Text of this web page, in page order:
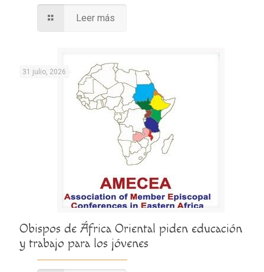
Leer más
31 julio, 2026
Obispos de África Oriental piden educación
y trabajo para los jóvenes